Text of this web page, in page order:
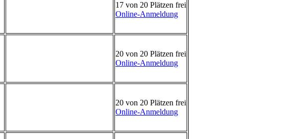
17 von 20 Plätzen frei
Online-Anmeldung
20 von 20 Plätzen frei
Online-Anmeldung
20 von 20 Plätzen frei
Online-Anmeldung